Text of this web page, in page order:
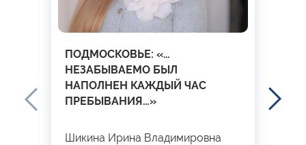
ПОДМОСКОВЬЕ: «…
НЕЗАБЫВАЕМО БЫЛ
НАПОЛНЕН КАЖДЫЙ ЧАС
ПРЕБЫВАНИЯ…»
Шикина Ирина Владимировна